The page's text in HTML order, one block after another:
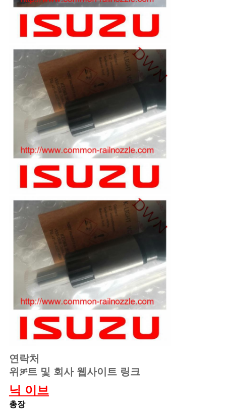
연락처
위ቻ트 및 회사 웹사이트 링크
닉 이브
총장